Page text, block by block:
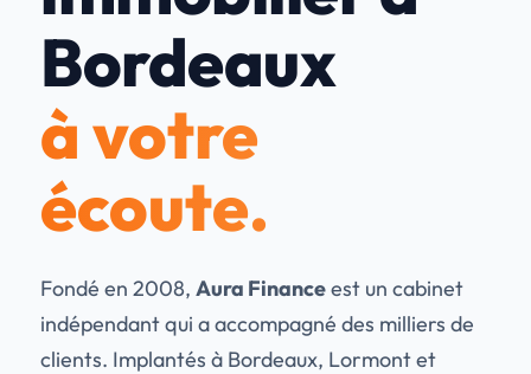
Bordeaux
à votre
écoute.
Fondé en 2008, Aura Financeest un cabinet
indépendant qui a accompagné des milliers de
clients. Implantés à Bordeaux, Lormont et